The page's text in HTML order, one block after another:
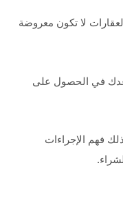
لا تكون معروضة
في الحصول على
فهم الإجراءات